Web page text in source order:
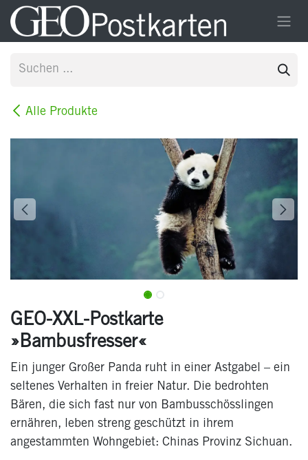
Zum Inhalt springen
Alle Produkte
GEO-XXL-Postkarte
»Bambusfresser«
Ein junger Großer Panda ruht in einer Astgabel – ein
seltenes Verhalten in freier Natur. Die bedrohten
Bären, die sich fast nur von Bambusschösslingen
ernähren, leben streng geschützt in ihrem
angestammten Wohngebiet: Chinas Provinz Sichuan.